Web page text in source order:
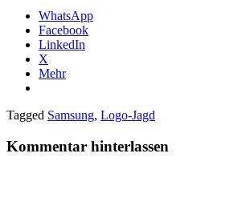
WhatsApp
Facebook
LinkedIn
X
Mehr
Tagged Samsung, Logo-Jagd
Kommentar hinterlassen